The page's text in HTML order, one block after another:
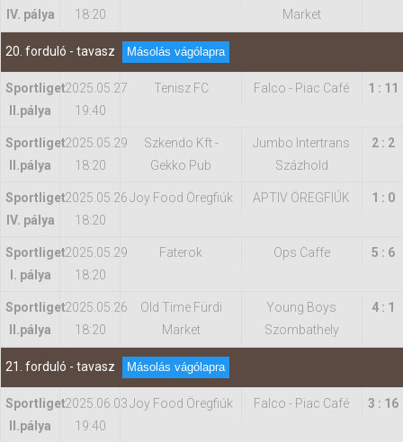
IV. pálya
18:20
Market
20. forduló - tavasz Másolás vágólapra
Sportliget
II.pálya
2025.05.27
19:40
Tenisz FC Falco - Piac Café 1 : 11
Sportliget
II.pálya
2025.05.29
18:20
Szkendo Kft -
Gekko Pub
Jumbo Intertrans
Százhold
2 : 2
Sportliget
IV. pálya
2025.05.26
18:20
Joy Food Öregfiúk APTIV ÖREGFIÚK 1 : 0
Sportliget
I. pálya
2025.05.29
18:20
Faterok Ops Caffe 5 : 6
Sportliget
II.pálya
2025.05.26
18:20
Old Time Fürdi
Market
Young Boys
Szombathely
4 : 1
21. forduló - tavasz Másolás vágólapra
Sportliget
II.pálya
2025.06.03
19:40
Joy Food Öregfiúk Falco - Piac Café 3 : 16